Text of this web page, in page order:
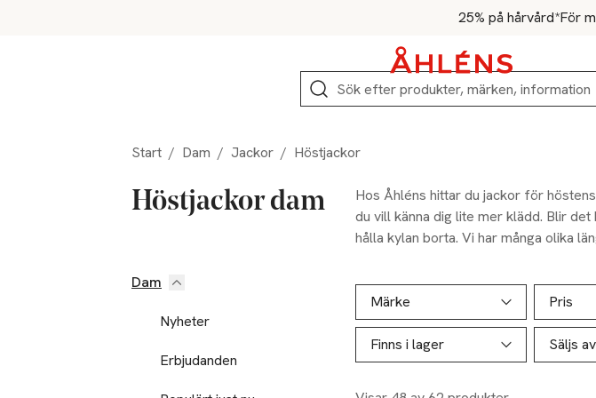
25% på hårvård*För
Sök
Start / Dam / Jackor / Höstjackor
Höstjackor dam
Hos Åhléns hittar du jackor för
du vill känna dig lite mer klädd. Blir
hålla kylan borta. Vi har många olika
Hoppa till produktsidan
Dam
Nyheter
Erbjudanden
Hoppa till produktsidan
Märke
Pris
Finns i lager Säljs av
Lista över produkter